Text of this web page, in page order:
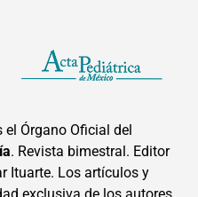
el Órgano Oficial del
. Revista bimestral. Editor
Ituarte. Los artículos y
exclusiva de los autores.